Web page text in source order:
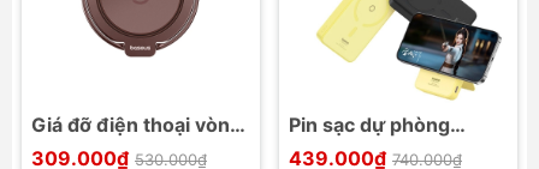
Giá đỡ điện thoại vòng
nam châm Baseus
309.000₫ 530.000₫
Pin sạc dự phòng
Baseus MagPro
439.000₫ 740.000₫